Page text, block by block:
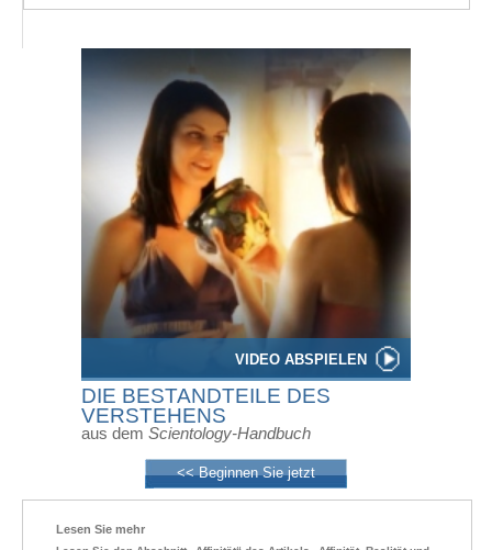
VIDEO ABSPIELEN
DIE BESTANDTEILE DES
VERSTEHENS
aus dem Scientology-Handbuch
<< Beginnen Sie jetzt
Lesen Sie mehr